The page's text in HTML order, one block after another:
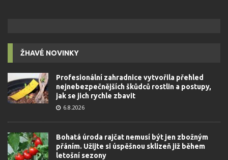
ŽHAVÉ NOVINKY
Profesionální zahradnice vytvořila přehled
nejnebezpečnějších škůdců rostlin a postupy,
jak se jich rychle zbavit
6.8.2026
Bohatá úroda rajčat nemusí být jen zbožným
přáním. Užijte si úspěšnou sklizeň již během
letošní sezony